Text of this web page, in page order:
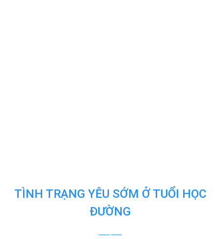
TÌNH TRẠNG YÊU SỚM Ở TUỔI HỌC
ĐƯỜNG